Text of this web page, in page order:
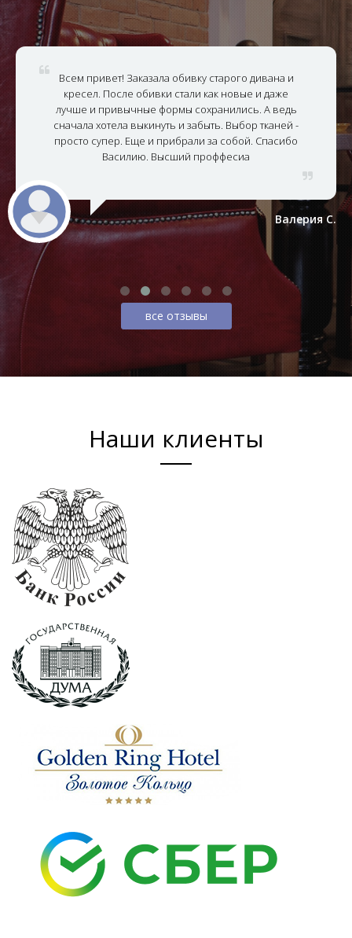
Всем привет! Заказала обивку старого дивана и
кресел. После обивки стали как новые и даже
лучше и привычные формы сохранились. А ведь
сначала хотела выкинуть и забыть. Выбор тканей -
просто супер. Еще и прибрали за собой. Спасибо
Василию. Высший проффесиа
Валерия С.
все отзывы
Наши клиенты